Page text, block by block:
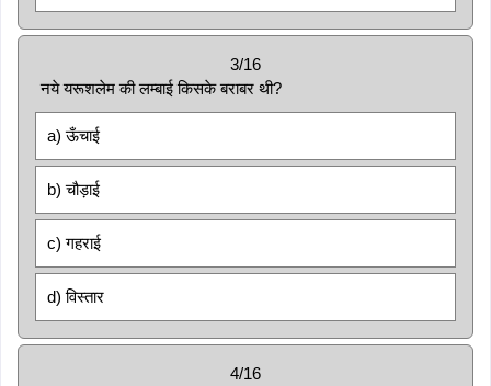
3/16
नये यरूशलेम की लम्बाई किसके बराबर थी?
a) ऊँचाई
b) चौड़ाई
c) गहराई
d) विस्तार
4/16